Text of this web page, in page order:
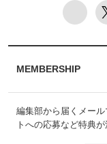
MEMBERSHIP
編集部から届くメー
トへの応募など特典